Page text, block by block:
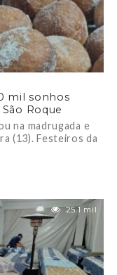
mil sonhos
Roque
na madrugada e
(13). Festeiros da
25.1 mil